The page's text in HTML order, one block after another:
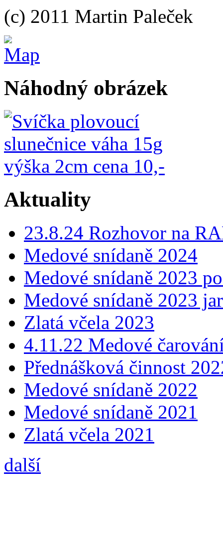
(c) 2011 Martin Paleček
Náhodný obrázek
Aktuality
23.8.24 Rozhovor na
Medové snídaně 2024
Medové snídaně 2023
Medové snídaně 2023
Zlatá včela 2023
4.11.22 Medové
Přednášková činnost
Medové snídaně 2022
Medové snídaně 2021
Zlatá včela 2021
další